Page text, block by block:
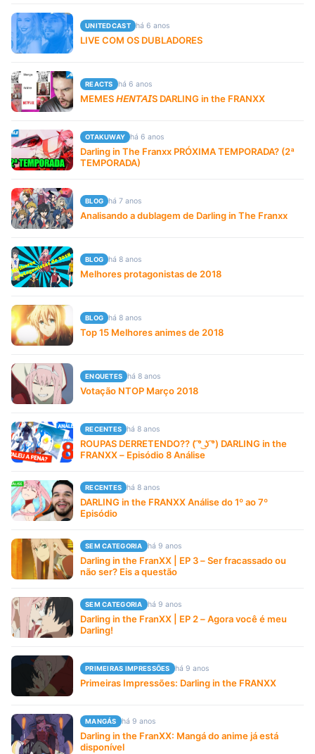
UNITEDCAST há 6 anos
LIVE COM OS DUBLADORES
REACTS há 6 anos
MEMES 𝘏𝘌𝘕𝘛𝘈𝘐S DARLING in the FRANXX
OTAKUWAY há 6 anos
Darling in The Franxx PRÓXIMA TEMPORADA? (2ª
TEMPORADA)
BLOG há 7 anos
Analisando a dublagem de Darling in The Franxx
BLOG há 8 anos
Melhores protagonistas de 2018
BLOG há 8 anos
Top 15 Melhores animes de 2018
ENQUETES há 8 anos
Votação NTOP Março 2018
RECENTES há 8 anos
ROUPAS DERRETENDO?? ( ͡° ͜ʖ ͡°) DARLING in the
FRANXX – Episódio 8 Análise
RECENTES há 8 anos
DARLING in the FRANXX Análise do 1º ao 7º
Episódio
SEM CATEGORIA há 9 anos
Darling in the FranXX | EP 3 – Ser fracassado ou
não ser? Eis a questão
SEM CATEGORIA há 9 anos
Darling in the FranXX | EP 2 – Agora você é meu
Darling!
PRIMEIRAS IMPRESSÕES há 9 anos
Primeiras Impressões: Darling in the FRANXX
MANGÁS há 9 anos
Darling in the FranXX: Mangá do anime já está
disponível